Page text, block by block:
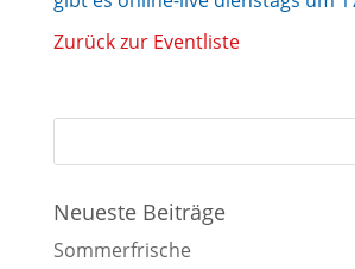
Zurück zur Eventliste
Neueste Beiträge
Sommerfrische